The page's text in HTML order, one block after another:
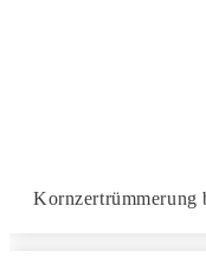
Kornzertrümmerung